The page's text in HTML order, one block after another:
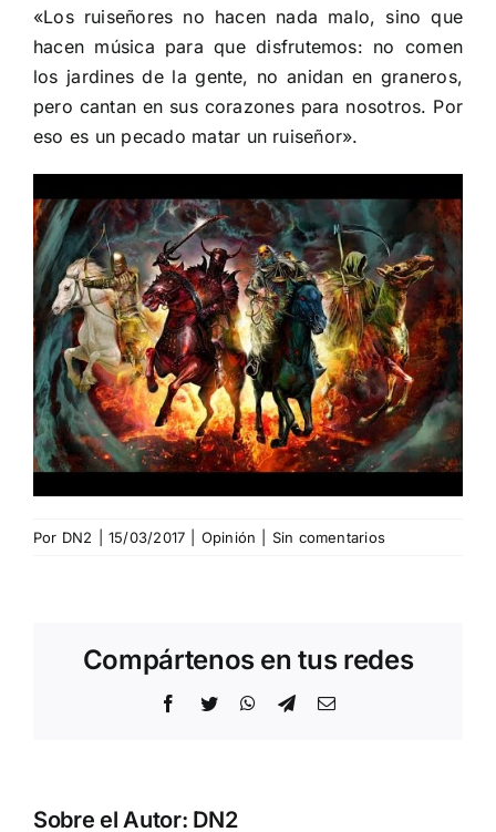
«Los ruiseñores no hacen nada malo, sino que
hacen música para que disfrutemos: no comen
los jardines de la gente, no anidan en graneros,
pero cantan en sus corazones para nosotros. Por
eso es un pecado matar un ruiseñor».
Por DN2 15/03/2017 Opinión Sin comentarios
Compártenos en tus redes
Facebook
Twitter WhatsApp
TelegramCorreo
Sobre el Autor: DN2